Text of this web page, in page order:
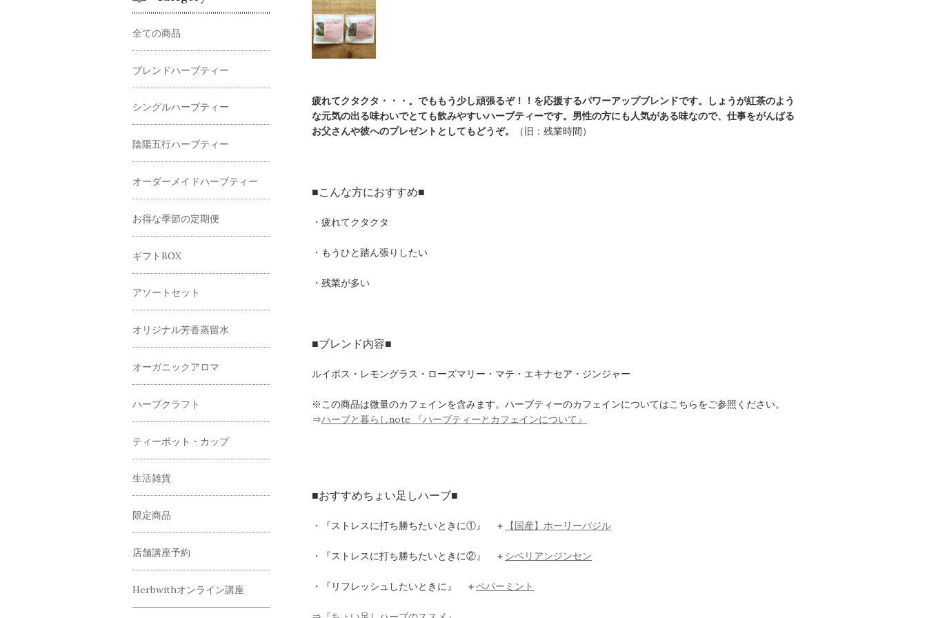
疲れてクタクタ・・・。でももう少し頑張るぞ！！を応援するパワーアップブレンドです。しょうが紅茶のよう
な元気の出る味わいでとても飲みやすいハーブティーです。男性の方にも人気がある味なので、仕事をがんばる
お父さんや彼へのプレゼントとしてもどうぞ。
（旧：残業時間）
■こんな方におすすめ■
・疲れてクタクタ
・もうひと踏ん張りしたい
・残業が多い
■ブレンド内容■
ルイボス・レモングラス・ローズマリー・マテ・エキナセア・ジンジャー
※この商品は微量のカフェインを含みます。ハーブティーのカフェインについてはこちらをご参照ください。
⇒ハーブと暮らしnote 『ハーブティーとカフェインについて』
■おすすめちょい足しハーブ■
・『ストレスに打ち勝ちたいときに①』 ＋ 【国産】ホーリーバジル
・『ストレスに打ち勝ちたいときに②』 ＋ シベリアンジンセン
・『リフレッシュしたいときに』 ＋ペパーミント
全ての商品
ブレンドハーブティー
シングルハーブティー
陰陽五行ハーブティー
オーダーメイドハーブティー
お得な季節の定期便
ギフトBOX
アソートセット
オリジナル芳香蒸留水
オーガニックアロマ
ハーブクラフト
ティーポット・カップ
生活雑貨
限定商品
店舗講座予約
Herbwithオンライン講座